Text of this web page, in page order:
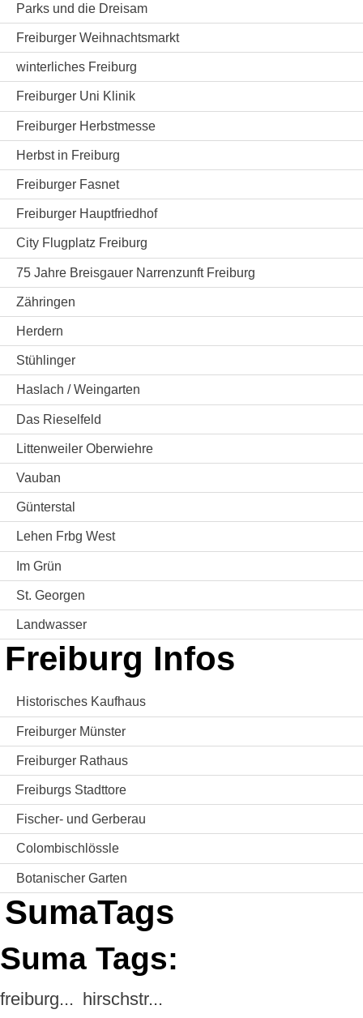
Parks und die Dreisam
Freiburger Weihnachtsmarkt
winterliches Freiburg
Freiburger Uni Klinik
Freiburger Herbstmesse
Herbst in Freiburg
Freiburger Fasnet
Freiburger Hauptfriedhof
City Flugplatz Freiburg
75 Jahre Breisgauer Narrenzunft Freiburg
Zähringen
Herdern
Stühlinger
Haslach / Weingarten
Das Rieselfeld
Littenweiler Oberwiehre
Vauban
Günterstal
Lehen Frbg West
Im Grün
St. Georgen
Landwasser
Freiburg Infos
Historisches Kaufhaus
Freiburger Münster
Freiburger Rathaus
Freiburgs Stadttore
Fischer- und Gerberau
Colombischlössle
Botanischer Garten
SumaTags
Suma Tags:
freiburg... hirschstr...